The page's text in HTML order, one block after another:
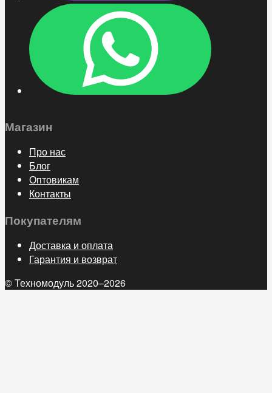
Магазин
Про нас
Блог
Оптовикам
Контакты
Покупателям
Доставка и оплата
Гарантия и возврат
© Техномодуль 2020–2026